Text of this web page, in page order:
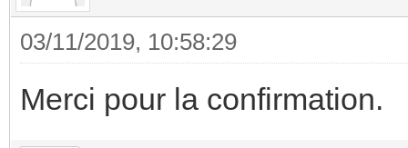
03/11/2019, 10:58:29
Merci pour la confirmation.